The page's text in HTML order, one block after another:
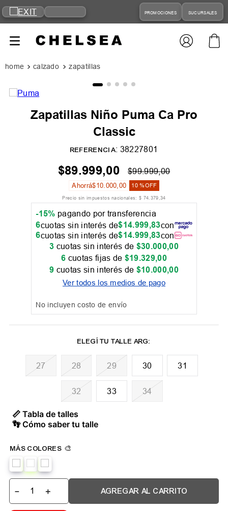
PROMOCIONES SUCURSALES
calzado zapatillas
Zapatillas Niño Puma Ca Pro
Classic
REFERENCIA: 38227801
$89.999,00 $99.999,00
Ahorrá$10.000,00 10 %OFF
Precio sin impuestos nacionales: $ 74.379,34
-15% pagando por transferencia
6cuotas sin interés de$14.999,83con
6cuotas sin interés de$14.999,83con
3 cuotas sin interés de $30.000,00
6 cuotas fijas de $19.329,00
9 cuotas sin interés de $10.000,00
Ver todos los medios de pago
No incluyen costo de envío
27 28 29 30 31
32 33 34
📏 Tabla de talles
👣 Cómo saber tu talle
＋
－ AGREGAR AL CARRITO